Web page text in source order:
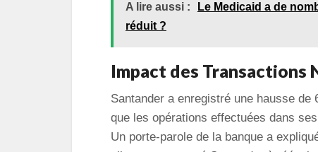
A lire aussi :
Le Medicaid a de
réduit ?
Impact des Transactions
Santander a enregistré une hausse
que les opérations effectuées dans
Un porte-parole de la banque a